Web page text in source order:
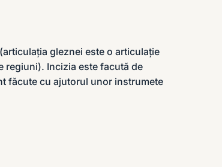
gleznei este o articulație
regiuni). Incizia este facută de
făcute cu ajutorul unor instrumete